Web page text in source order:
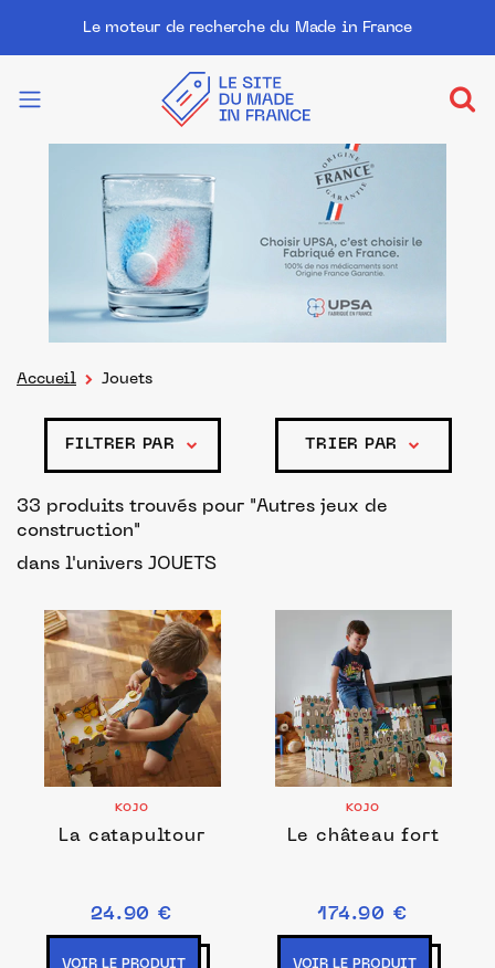
Le moteur de recherche du Made in France
Accueil Jouets
FILTRER PAR TRIER PAR
33 produits trouvés pour "Autres jeux de
construction"
dans l'univers JOUETS
KOJO
La catapultour
24.90 €
VOIR LE PRODUIT
KOJO
Le château fort
174.90 €
VOIR LE PRODUIT